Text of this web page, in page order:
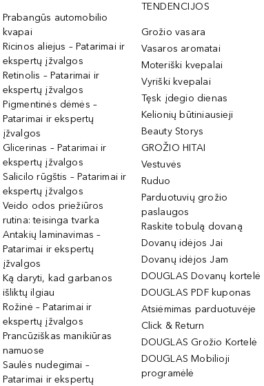
Prabangūs automobilio
kvapai
Ricinos aliejus – Patarimai ir
ekspertų įžvalgos
Retinolis – Patarimai ir
ekspertų įžvalgos
Pigmentinės dėmės –
Patarimai ir ekspertų
įžvalgos
Glicerinas – Patarimai ir
ekspertų įžvalgos
Salicilo rūgštis – Patarimai ir
ekspertų įžvalgos
Veido odos priežiūros
rutina: teisinga tvarka
Antakių laminavimas –
Patarimai ir ekspertų
įžvalgos
Ką daryti, kad garbanos
išliktų ilgiau
Rožinė – Patarimai ir
ekspertų įžvalgos
Prancūziškas manikiūras
namuose
Saulės nudegimai –
Patarimai ir ekspertų
TENDENCIJOS
Grožio vasara
Vasaros aromatai
Moteriški kvepalai
Vyriški kvepalai
Tęsk įdegio dienas
Kelionių būtiniausieji
Beauty Storys
GROŽIO HITAI
Vestuvės
Ruduo
Parduotuvių grožio
paslaugos
Raskite tobulą dovaną
Dovanų idėjos Jai
Dovanų idėjos Jam
DOUGLAS Dovanų kortelė
DOUGLAS PDF kuponas
Atsiėmimas parduotuvėje
Click & Return
DOUGLAS Grožio Kortelė
DOUGLAS Mobilioji
programėlė